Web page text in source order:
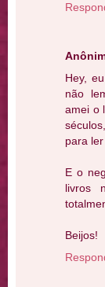
Hey,
não
amei o
para
E o
livros
Beijos!